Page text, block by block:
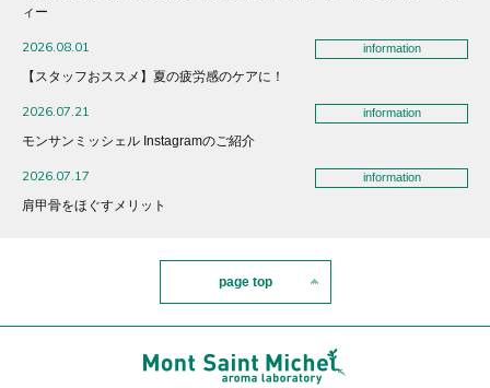
ィー
2026.08.01 information
【スタッフおススメ】夏の疲労感のケアに！
2026.07.21 information
モンサンミッシェル Instagramのご紹介
2026.07.17 information
肩甲骨をほぐすメリット
page top